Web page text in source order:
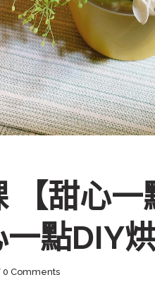
【甜心
點DIY
0 Comments